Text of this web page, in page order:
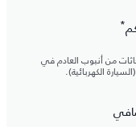
*
من أنبوب العادم في